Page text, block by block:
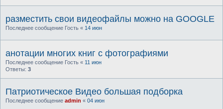
разместить свои видеофайлы можно на GOOGLE
Последнее сообщение Гость « 14 июн
анотации многих книг с фотографиями
Последнее сообщение Гость « 11 июн
Ответы: 3
Патриотическое Видео большая подборка
Последнее сообщение admin « 04 июн